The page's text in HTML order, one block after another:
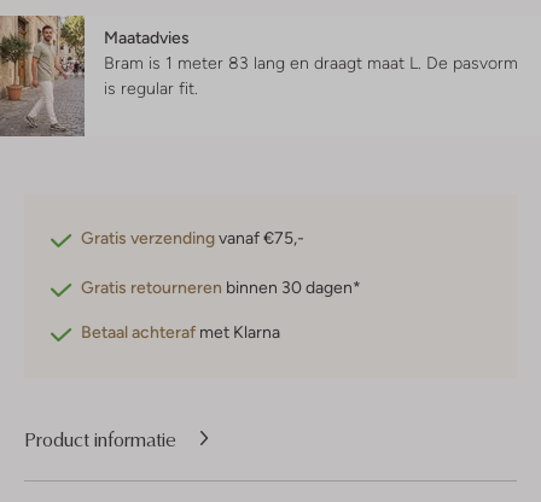
Maatadvies
Bram is 1 meter 83 lang en draagt maat L. De pasvorm
is regular fit
Gratis verzendingvanaf €75,-
Gratis retourneren binnen 30 dagen*
Betaal achteraf met Klarna
Product informatie